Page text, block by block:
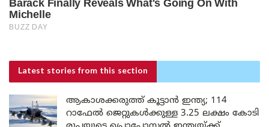
Latest stories from this section
ആകാശക്കരുത്ത് കൂട്ടാൻ ഇന്ത്യ; 114
റാഫേൽ ജെറ്റുകൾക്കുള്ള 3.25 ലക്ഷം കോടി